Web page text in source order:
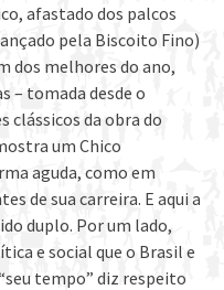
afastado dos palcos
pela Biscoito Fino)
dos melhores do ano,
– tomada desde o
clássicos da obra do
um Chico
aguda, como em
de sua carreira. E aqui a
duplo. Por um lado,
e social que o Brasil e
tempo” diz respeito